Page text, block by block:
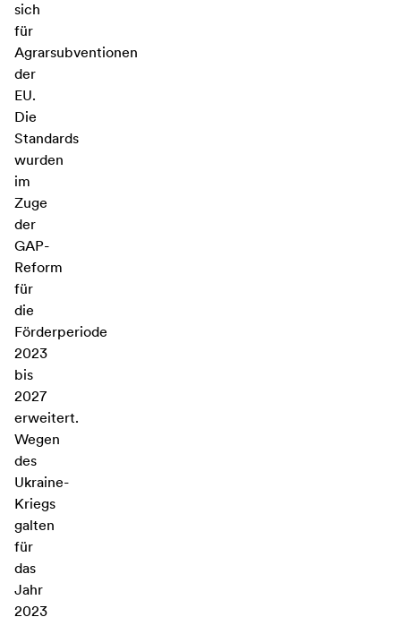
sich
für
Agrarsubventionen
der
EU.
Die
Standards
wurden
im
Zuge
der
GAP-
Reform
für
die
Förderperiode
2023
bis
2027
erweitert.
Wegen
des
Ukraine-
Kriegs
galten
für
das
Jahr
2023